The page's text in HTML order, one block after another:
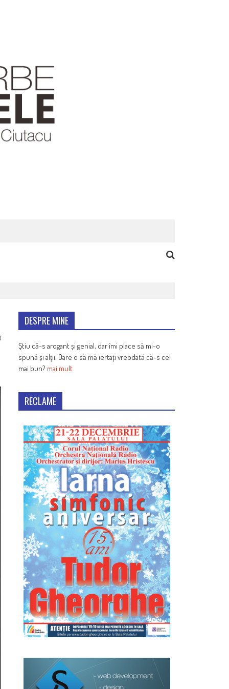
DESPRE MINE
Știu că-s arogant și genial, dar îmi place să mi-o
spună și alții. Oare o să mă iertați vreodată că-s cel
mai bun? mai mult
RECLAME